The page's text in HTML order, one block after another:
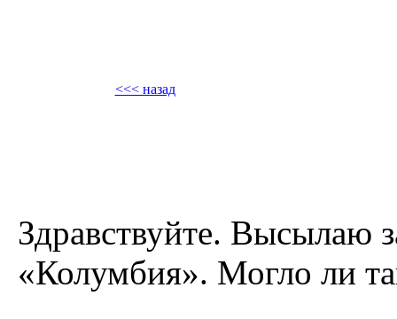
<<< назад
Здравствуйте. Высылаю
«Колумбия». Могло ли